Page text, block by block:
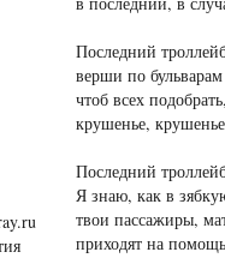
Последний
верши по
чтоб всех
крушенье,
Последний
Я знаю, как в
твои пассажиры,
приходят на